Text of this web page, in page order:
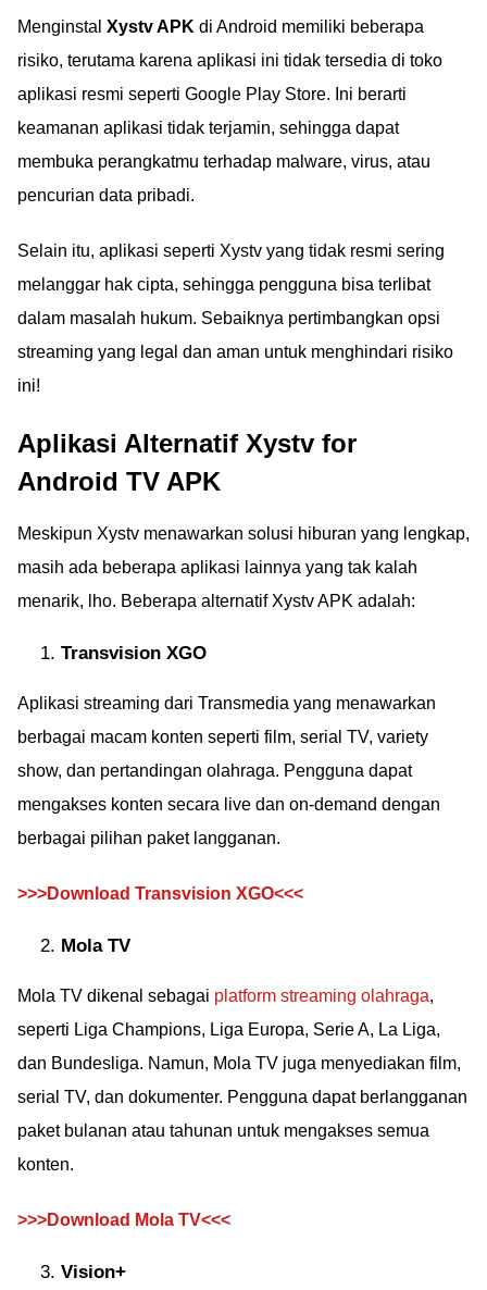
Menginstal Xystv APK di Android memiliki beberapa
risiko, terutama karena aplikasi ini tidak tersedia di toko
aplikasi resmi seperti Google Play Store. Ini berarti
keamanan aplikasi tidak terjamin, sehingga dapat
membuka perangkatmu terhadap malware, virus, atau
pencurian data pribadi.
Selain itu, aplikasi seperti Xystv yang tidak resmi sering
melanggar hak cipta, sehingga pengguna bisa terlibat
dalam masalah hukum. Sebaiknya pertimbangkan opsi
streaming yang legal dan aman untuk menghindari risiko
ini!
Aplikasi Alternatif Xystv for
Android TV APK
Meskipun Xystv menawarkan solusi hiburan yang lengkap,
masih ada beberapa aplikasi lainnya yang tak kalah
menarik, lho. Beberapa alternatif Xystv APK adalah:
Transvision XGO
Aplikasi streaming dari Transmedia yang menawarkan
berbagai macam konten seperti film, serial TV, variety
show, dan pertandingan olahraga. Pengguna dapat
mengakses konten secara live dan on-demand dengan
berbagai pilihan paket langganan.
>>>Download Transvision XGO<<<
Mola TV
Mola TV dikenal sebagai platform streaming olahraga,
seperti Liga Champions, Liga Europa, Serie A, La Liga,
dan Bundesliga. Namun, Mola TV juga menyediakan film,
serial TV, dan dokumenter. Pengguna dapat berlangganan
paket bulanan atau tahunan untuk mengakses semua
konten.
>>>Download Mola TV<<<
Vision+